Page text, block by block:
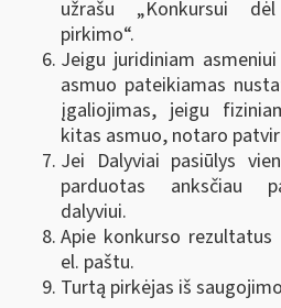
užrašu „Konkursui
pirkimo“.
Jeigu juridiniam
asmuo pateikiamas
įgaliojimas, jeigu
kitas asmuo, notaro
Jei Dalyviai pasiūlys
parduotas anksčiau
dalyviui.
Apie konkurso
el. paštu.
Turtą pirkėjas iš